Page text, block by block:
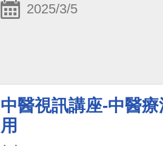
目涵蓋醫療費用、看護費用、喪
完成評估表單及審核流程，經院
2025/3/5
中醫視訊講座-中醫
用